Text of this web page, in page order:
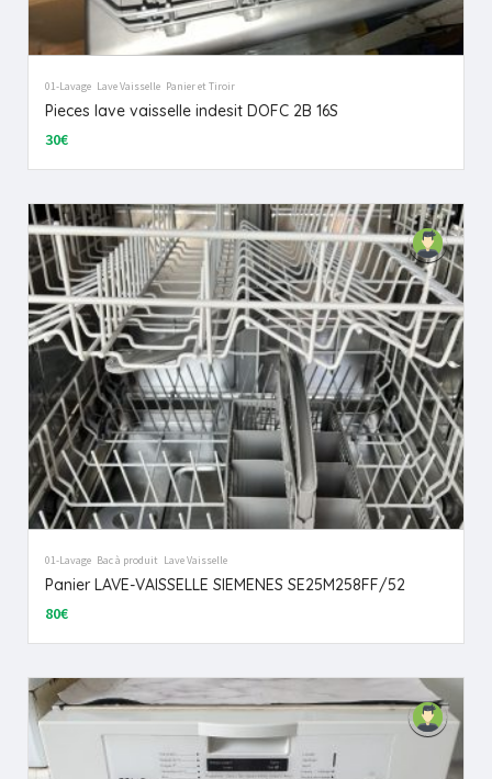
01-Lavage Lave Vaisselle Panier et Tiroir
Pieces lave vaisselle indesit DOFC 2B 16S
30€
01-Lavage Bac à produit Lave Vaisselle
Panier LAVE-VAISSELLE SIEMENES SE25M258FF/52
80€